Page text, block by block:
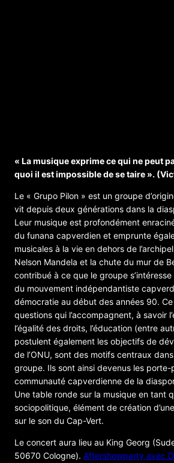
« La musique exprime ce qui ne peut
quoi il est impossible de se taire ».
Le « Grupo Pilon » est un groupe
vit depuis deux générations dans la
Leur musique est profondément
du funana capverdien et emprunte
musicales à la vie en dehors de
Nelson Mandela et la chute du mur de
contribué à ce que le groupe s’intéresse
du mouvement indépendantiste
démocratie au début des années 90.
questions qui l’accompagnent, à savoir
l’égalité des droits, l’éducation (entre
postulent également les objectifs de
de l’ONU, sont des motifs centraux
groupe. Ils sont ainsi devenus les porte-
communauté capverdienne de la
Une table ronde sur la musique en tant
sociopolitique, élément de création
sur le son du Cap-Vert.
Le concert aura lieu au King Georg
50670 Cologne). Aftershowparty avec